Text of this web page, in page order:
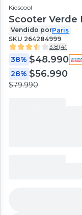
Kidscool
Scooter Verde
Vendido porParis
SKU 264284999
3.8(4)
38% $48.990
28% $56.990
$79.990